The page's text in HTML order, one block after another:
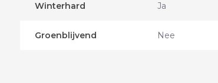
Winterhard Ja
Groenblijvend Nee